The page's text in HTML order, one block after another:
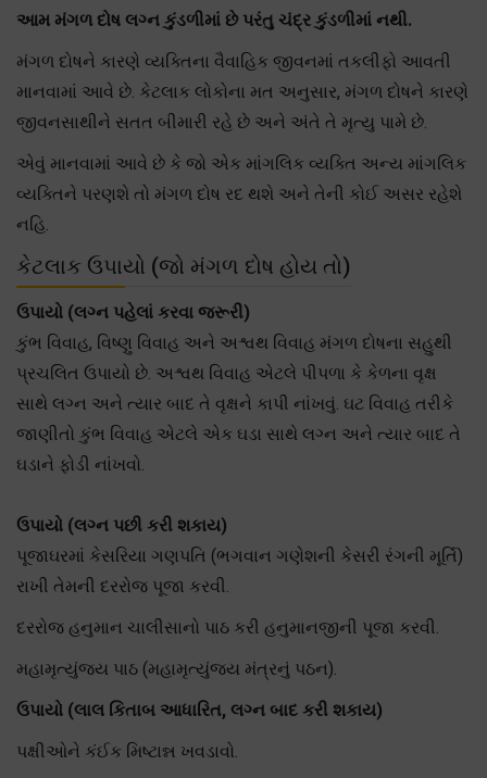
આમ મંગળ દોષ લગ્ન કુંડળીમાં છે પરંતુ ચંદ્ર કુંડળીમાં નથી.
મંગળ દોષને કારણે વ્યક્તિના વૈવાહિક જીવનમાં તકલીફો આવતી
માનવામાં આવે છે. કેટલાક લોકોના મત અનુસાર, મંગળ દોષને કારણે
જીવનસાથીને સતત બીમારી રહે છે અને અંતે તે મૃત્યુ પામે છે.
એવું માનવામાં આવે છે કે જો એક માંગલિક વ્યક્તિ અન્ય માંગલિક
વ્યક્તિને પરણશે તો મંગળ દોષ રદ થશે અને તેની કોઈ અસર રહેશે
નહિ.
કેટલાક ઉપાયો (જો મંગળ દોષ હોય તો)
ઉપાયો (લગ્ન પહેલાં કરવા જરૂરી)
કુંભ વિવાહ, વિષ્ણુ વિવાહ અને અશ્વથ વિવાહ મંગળ દોષના સહુથી
પ્રચલિત ઉપાયો છે. અશ્વથ વિવાહ એટલે પીપળા કે કેળના વૃક્ષ
સાથે લગ્ન અને ત્યાર બાદ તે વૃક્ષને કાપી નાંખવું. ઘટ વિવાહ તરીકે
જાણીતો કુંભ વિવાહ એટલે એક ઘડા સાથે લગ્ન અને ત્યાર બાદ તે
ઘડાને ફોડી નાંખવો.
ઉપાયો (લગ્ન પછી કરી શકાય)
પૂજાઘરમાં કેસરિયા ગણપતિ (ભગવાન ગણેશની કેસરી રંગની મૂર્તિ)
રાખી તેમની દરરોજ પૂજા કરવી.
દરરોજ હનુમાન ચાલીસાનો પાઠ કરી હનુમાનજીની પૂજા કરવી.
મહામૃત્યુંજય પાઠ (મહામૃત્યુંજય મંત્રનું પઠન).
ઉપાયો (લાલ કિતાબ આધારિત, લગ્ન બાદ કરી શકાય)
પક્ષીઓને કંઈક મિષ્ટાન્ન ખવડાવો.